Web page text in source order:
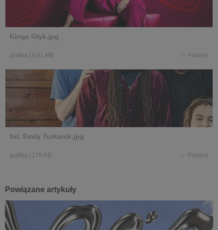
Kinga Głyk.jpg
grafika | 6,81 MB Pobierz
fot. Emily Turkanik.jpg
grafika | 176 KB Pobierz
Powiązane artykuły